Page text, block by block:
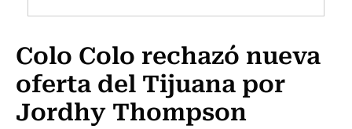
Programas Radio y TV Usach
Colo Colo rechazó nueva
oferta del Tijuana por
Jordhy Thompson